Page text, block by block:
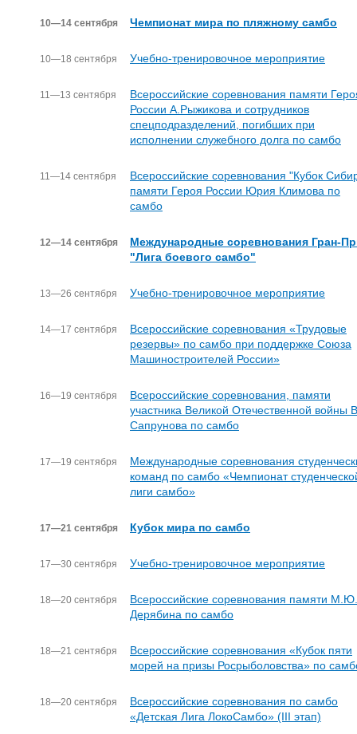
10—14 сентября Чемпионат мира по пляжному самбо
10—18 сентября Учебно-тренировочное мероприятие
11—13 сентября
Всероссийские соревнования памяти
России А.Рыжикова и сотрудников
спецподразделений, погибших при
исполнении служебного долга по самбо
11—14 сентября
Всероссийские соревнования "Кубок
памяти Героя России Юрия Климова по
самбо
12—14 сентября
Международные соревнования Гран-
"Лига боевого самбо"
13—26 сентября Учебно-тренировочное мероприятие
14—17 сентября
Всероссийские соревнования «Трудовые
резервы» по самбо при поддержке Союза
Машиностроителей России»
16—19 сентября
Всероссийские соревнования, памяти
участника Великой Отечественной войны
Сапрунова по самбо
17—19 сентября
Международные соревнования
команд по самбо «Чемпионат
лиги самбо»
17—21 сентября Кубок мира по самбо
17—30 сентября Учебно-тренировочное мероприятие
18—20 сентября
Всероссийские соревнования памяти М.Ю.
Дерябина по самбо
18—21 сентября
Всероссийские соревнования «Кубок пяти
морей на призы Росрыболовства» по
18—20 сентября
Всероссийские соревнования по самбо
«Детская Лига ЛокоСамбо» (III этап)